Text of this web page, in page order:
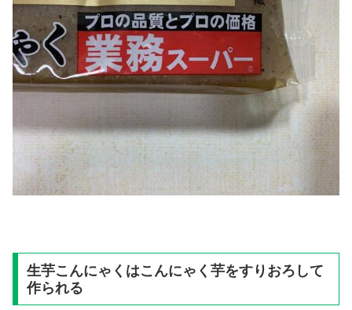
生芋こんにゃくはこんにゃく芋をすりおろして
作られる